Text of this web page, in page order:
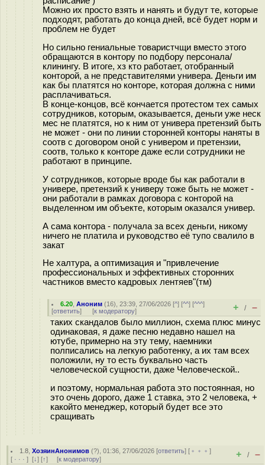
Можно их просто взять и нанять и будут те, которые
подходят, работать до конца дней, всё будет норм и
проблем не будет
Но сильно гениальные товаристчщи вместо этого
обращаются в контору по подбору персонала/
клинингу. В итоге, хз кто работает, отобранный
конторой, а не представителями универа. Деньги им
как бы платятся но конторе, которая должна с ними
расплачиваться.
В конце-концов, всё кончается протестом тех самых
сотрудников, которым, оказывается, деньги уже неск
мес не платятся, но к ним от универа претензий быть
не может - они по линии сторонней конторы наняты в
соотв с договором оной с универом и претензии,
соотв, только к конторе даже если сотрудники не
работают в принципе.
У сотрудников, которые вроде бы как работали в
универе, претензий к универу тоже быть не может -
они работали в рамках договора с конторой на
выделенном им объекте, которым оказался универ.
А сама контора - получала за всех деньги, никому
ничего не платила и руководство её тупо свалило в
закат
Не халтура, а оптимизация и "привлечение
профессиональных и эффективных сторонних
частников вместо кадровых лентяев"(тм)
6.20 ,Аноним (16), 23:39, 27/06/2026 [^] [^^] [^^^]
[ответить] [к модератору] + / –
таких скандалов было миллион, схема плюс минус
одинаковая, я даже песню недавно нашел на
ютубе, примерно на эту тему, наемники
полписались на легкую работенку, а их там всех
положили, ну то есть буквально часть
человеческой сущности, даже Человеческой..
и поэтому, нормальная работа это постоянная, но
это очень дорого, даже 1 ставка, это 2 человека, +
какойто менеджер, который будет все это
сращивать
1.8 ,ХозяинАнонимов (?), 01:36, 27/06/2026 [ответить] [ ﹢﹢﹢]
[ · · · ] [↓] [↑] [к модератору] + / –